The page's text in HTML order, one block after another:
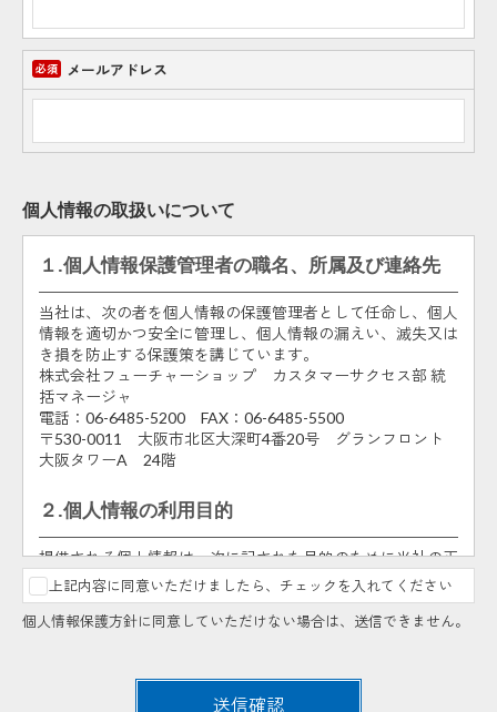
メールアドレス
個人情報の取扱いについて
１.個人情報保護管理者の職名、所属及び連絡先
当社は、次の者を個人情報の保護管理者として任命し、個人
情報を適切かつ安全に管理し、個人情報の漏えい、滅失又は
き損を防止する保護策を講じています。
株式会社フューチャーショップ カスタマーサクセス部 統
括マネージャ
電話：06-6485-5200 FAX：06-6485-5500
〒530-0011 大阪市北区大深町4番20号 グランフロント
大阪タワーA 24階
２.個人情報の利用目的
提供される個人情報は、次に記された目的のために当社の正
当な事業範囲内で利用いたします。
申込まれた方の人数把握及び説明会・勉強会・アカデミ
ー・セミナー受付での御本人様の確認のため。
ー・セミナーの中止、満席・キャンセル情報のご連絡の
上記内容に同意いただけましたら、チェックを入れてください
個人情報保護方針に同意していただけない場合は、送信できません。
送信確認